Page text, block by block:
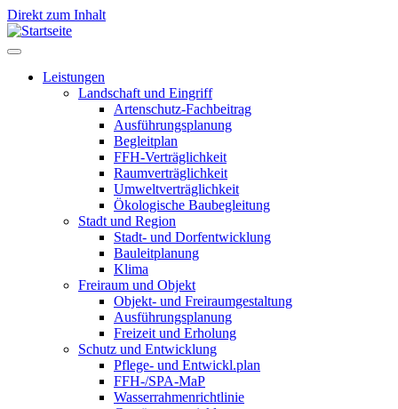
Direkt zum Inhalt
Leistungen
Leistungen
Landschaft und Eingriff
Artenschutz-Fachbeitrag
Ausführungsplanung
Begleitplan
FFH-Verträglichkeit
Raumverträglichkeit
Umweltverträglichkeit
Ökologische Baubegleitung
Stadt und Region
Stadt- und Dorfentwicklung
Bauleitplanung
Klima
Freiraum und Objekt
Objekt- und Freiraumgestaltung
Ausführungsplanung
Freizeit und Erholung
Schutz und Entwicklung
Pflege- und Entwickl.plan
FFH-/SPA-MaP
Wasserrahmenrichtlinie